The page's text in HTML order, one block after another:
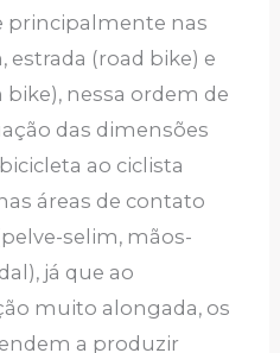
principalmente nas
(road bike) e
nessa ordem de
das dimensões
ao ciclista
áreas de contato
selim, mãos-
já que ao
muito alongada, os
a produzir